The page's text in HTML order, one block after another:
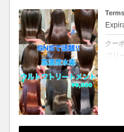
クー
ブ
イ